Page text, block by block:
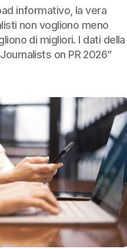
informativo, la vera
non vogliono meno
di migliori. I dati della
on PR 2026”